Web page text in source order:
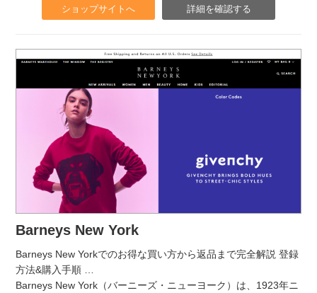
ショップサイトへ 詳細を確認する
Barneys New York
Barneys New Yorkでのお得な買い方から返品まで完全解説 登録
方法&購入手順 …
Barneys New York（バーニーズ・ニューヨーク）は、1923年ニ